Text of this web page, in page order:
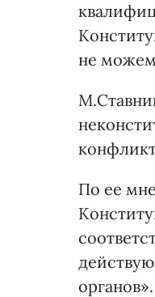
не
По ее
органов».